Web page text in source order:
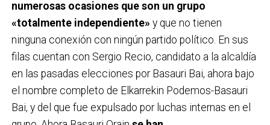
numerosas ocasiones que son un grupo
«totalmente independiente» y que no tienen
ninguna conexión con ningún partido político. En sus
filas cuentan con Sergio Recio, candidato a la alcaldía
en las pasadas elecciones por Basauri Bai, ahora bajo
el nombre completo de Elkarrekin Podemos-Basauri
Bai, y del que fue expulsado por luchas internas en el